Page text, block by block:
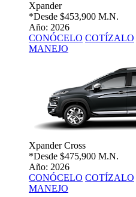
Xpander
*Desde $453,900 M.N.
Año: 2026
CONÓCELO COTÍZALO
MANEJO
Xpander Cross
*Desde $475,900 M.N.
Año: 2026
CONÓCELO COTÍZALO
MANEJO